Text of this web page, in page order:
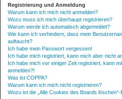
Registrierung und Anmeldung
Warum kann ich mich nicht anmelden?
Wozu muss ich mich überhaupt registrieren?
Warum werde ich automatisch abgemeldet?
Wie kann ich verhindern, dass mein
auftaucht?
Ich habe mein Passwort vergessen!
Ich habe mich registriert, kann mich aber nicht
Ich habe mich vor einiger Zeit registriert, kann
anmelden?!
Was ist COPPA?
Warum kann ich mich nicht registrieren?
Wozu ist die „Alle Cookies des Boards